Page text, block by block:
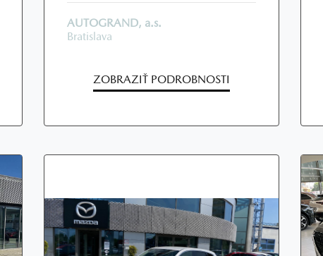
AUTOGRAND, a.s.
Bratislava
ZOBRAZIŤ PODROBNOSTI